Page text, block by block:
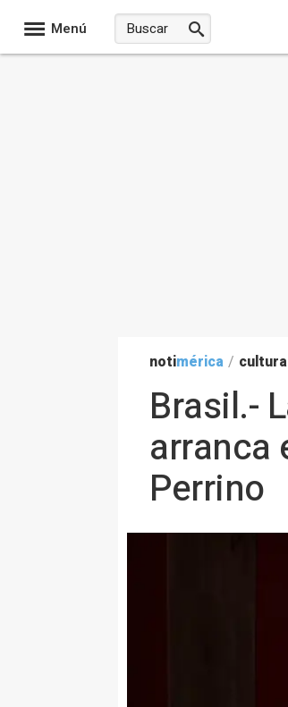
Menú
notimérica / cultura
Brasil.-
arranca
Perrino